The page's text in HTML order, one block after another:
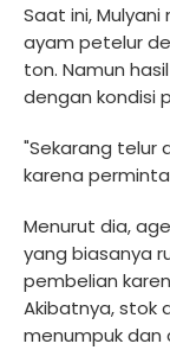
Saat ini,
ayam petelur
ton. Namun
dengan kondisi
"Sekarang telur
karena
Menurut dia,
yang biasanya
pembelian
Akibatnya, stok
menumpuk dan